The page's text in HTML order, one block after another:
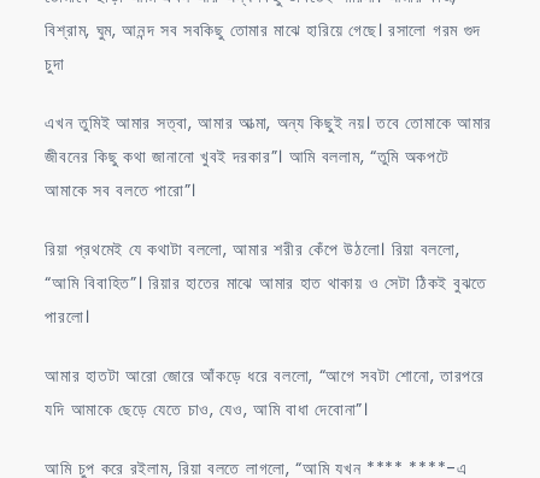
বিশ্রাম, ঘুম, আনন্দ সব সবকিছু তোমার মাঝে হারিয়ে গেছে। রসালো গরম গুদ
চুদা
এখন তুমিই আমার সত্বা, আমার আত্মা, অন্য কিছুই নয়। তবে তোমাকে আমার
জীবনের কিছু কথা জানানো খুবই দরকার”। আমি বললাম, “তুমি অকপটে
আমাকে সব বলতে পারো”।
রিয়া প্রথমেই যে কথাটা বললো, আমার শরীর কেঁপে উঠলো। রিয়া বললো,
“আমি বিবাহিত”। রিয়ার হাতের মাঝে আমার হাত থাকায় ও সেটা ঠিকই বুঝতে
পারলো।
আমার হাতটা আরো জোরে আঁকড়ে ধরে বললো, “আগে সবটা শোনো, তারপরে
যদি আমাকে ছেড়ে যেতে চাও, যেও, আমি বাধা দেবোনা”।
আমি চুপ করে রইলাম, রিয়া বলতে লাগলো, “আমি যখন **** ****-এ